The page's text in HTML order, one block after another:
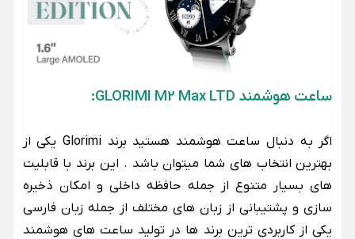
ساعت هوشمند GLORIMI M2 Max LTD:
اگر به دنبال ساعت هوشمند هستید برند Glorimi یکی از
بهترین انتخاب های شما میتوان باشد . این برند با قابلیت
های بسیار متنوع از جمله حافظه داخلی و امکان ذخیره
سازی و پشتیبانی از زبان های مختلف از جمله زبان فارسی
یکی از کاربردی ترین برند ها در تولید ساعت های هوشمند